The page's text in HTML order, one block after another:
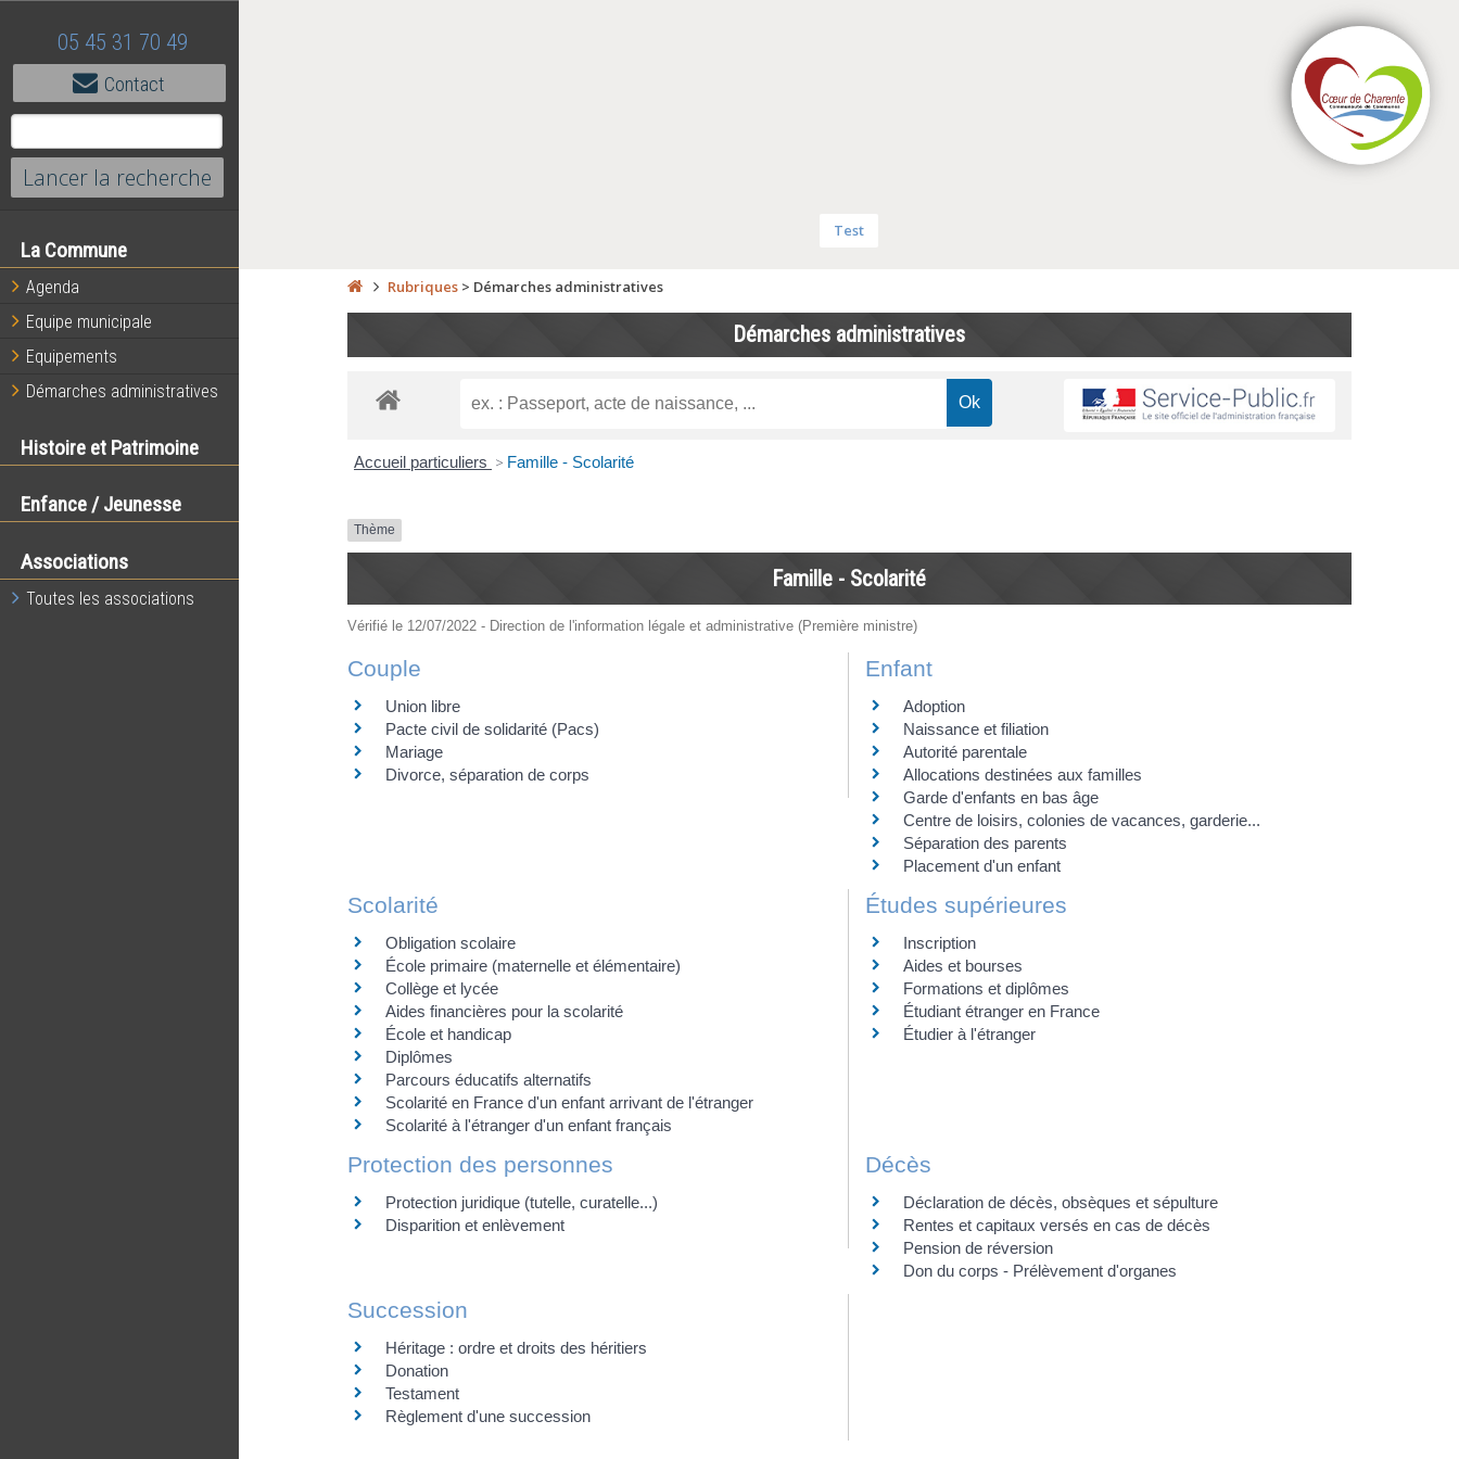
05 45 31 70 49
Contact
La Commune
Agenda
Equipe municipale
Equipements
Démarches administratives
Histoire et Patrimoine
Enfance / Jeunesse
Associations
Toutes les associations
Test
Rubriques> Démarches administratives
Démarches administratives
Accueil particuliers > Famille - Scolarité
Thème
Famille - Scolarité
Vérifié le 12/07/2022 - Direction de l'information légale et administrative (Première ministre)
Couple
Union libre
Pacte civil de solidarité (Pacs)
Mariage
Divorce, séparation de corps
Enfant
Adoption
Naissance et filiation
Autorité parentale
Allocations destinées aux familles
Garde d'enfants en bas âge
Centre de loisirs, colonies de vacances, garderie...
Séparation des parents
Placement d'un enfant
Scolarité
Obligation scolaire
École primaire (maternelle et élémentaire)
Collège et lycée
Aides financières pour la scolarité
École et handicap
Diplômes
Parcours éducatifs alternatifs
Scolarité en France d'un enfant arrivant de l'étranger
Scolarité à l'étranger d'un enfant français
Études supérieures
Inscription
Aides et bourses
Formations et diplômes
Étudiant étranger en France
Étudier à l'étranger
Protection des personnes
Protection juridique (tutelle, curatelle...)
Disparition et enlèvement
Décès
Déclaration de décès, obsèques et sépulture
Rentes et capitaux versés en cas de décès
Pension de réversion
Don du corps - Prélèvement d'organes
Succession
Héritage : ordre et droits des héritiers
Donation
Testament
Règlement d'une succession